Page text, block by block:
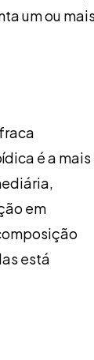
um ou mais
é a mais
em
está